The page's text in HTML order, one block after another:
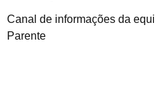
Canal de informações da
Parente